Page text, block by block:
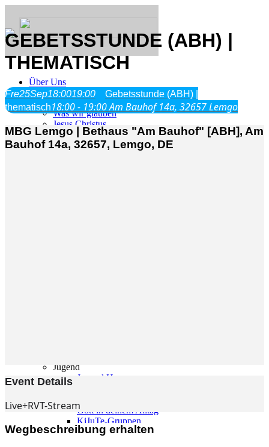
Über Uns
Was wir glauben
Jesus Christus
Geschichte
Jugend
Jugend Home
Gott in deinem Alltag
KiJuTe-Gruppen
Freizeiten 2026
GEBETSSTUNDE (ABH) |
THEMATISCH
Fre25Sep18:0019:00
Gebetsstunde (ABH) |
thematisch18:00 - 19:00Am Bauhof 14a, 32657 Lemgo
MBG Lemgo | Bethaus "Am Bauhof" [ABH], Am
Bauhof 14a, 32657, Lemgo, DE
Event Details
Live+RVT-Stream
Wegbeschreibung erhalten